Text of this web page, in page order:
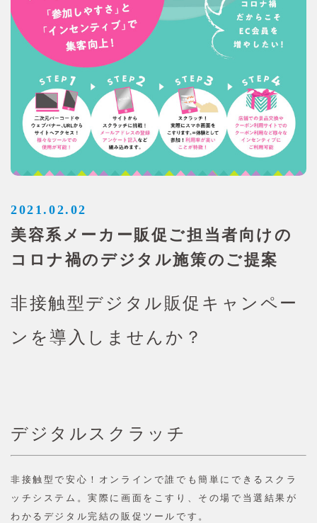
2021.02.02
美容系メーカー販促ご担当者向けの
コロナ禍のデジタル施策のご提案
非接触型デジタル販促キャンペー
ンを導入しませんか？
デジタルスクラッチ
非接触型で安心！オンラインで誰でも簡単にできるスクラ
ッチシステム。実際に画面をこすり、その場で当選結果が
わかるデジタル完結の販促ツールです。